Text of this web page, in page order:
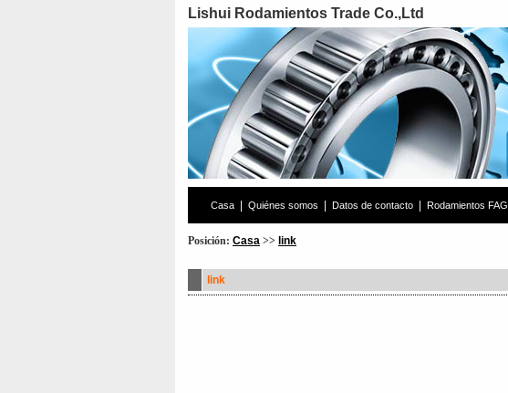
Lishui Rodamientos Trade Co.,Ltd
Casa Quiénes somos Datos de contacto Rodamientos FAG
Posición: Casa >> link
link